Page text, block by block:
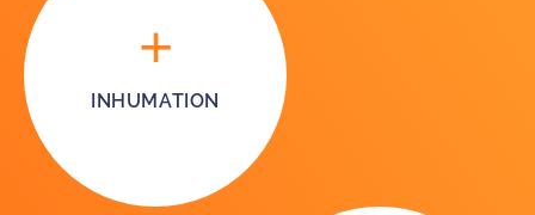
INHUMATION